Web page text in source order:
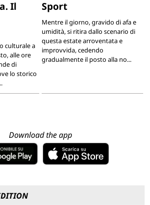
Il
culturale a
alle ore
di
lo storico
Sport
Mentre il giorno, gravido di afa e
umidità, si ritira dallo scenario di
questa estate arroventata e
improvvida, cedendo
gradualmente il posto alla no...
Download the app